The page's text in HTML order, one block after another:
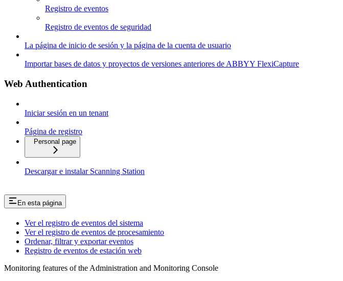
Registro de eventos
Registro de eventos de seguridad
La página de inicio de sesión y la página de la cuenta de usuario
Importar bases de datos y proyectos de versiones anteriores de ABBYY FlexiCapture
Web Authentication
Iniciar sesión en un tenant
Página de registro
Personal page
Descargar e instalar Scanning Station
En esta página
Ver el registro de eventos del sistema
Ver el registro de eventos de procesamiento
Ordenar, filtrar y exportar eventos
Registro de eventos de estación web
Monitoring features of the Administration and Monitoring Console